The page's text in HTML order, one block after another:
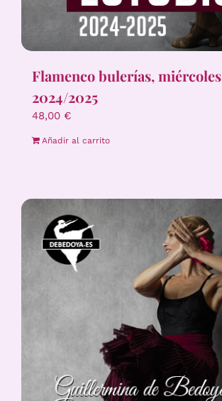
Flamenco bulerías, miércoles
2024/2025
48,00 €
Añadir al carrito